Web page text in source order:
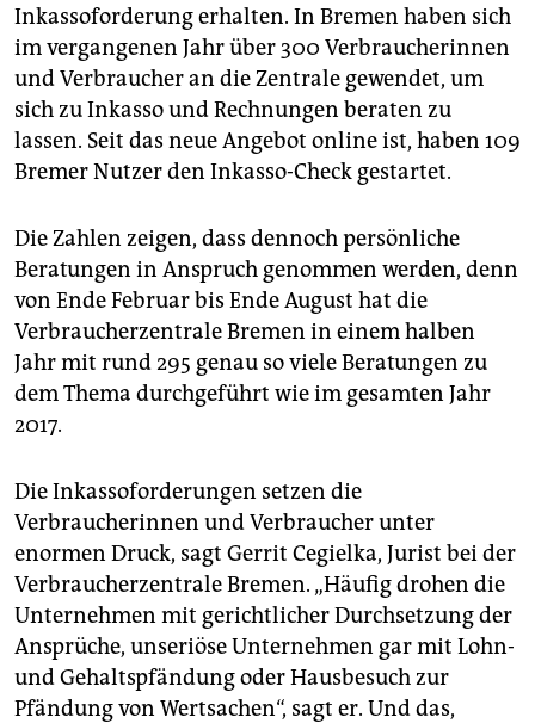
Inkassoforderung erhalten. In Bremen haben sich
im vergangenen Jahr über 300 Verbraucherinnen
und Verbraucher an die Zentrale gewendet, um
sich zu Inkasso und Rechnungen beraten zu
lassen. Seit das neue Angebot online ist, haben 109
Bremer Nutzer den Inkasso-Check gestartet.
Die Zahlen zeigen, dass dennoch persönliche
Beratungen in Anspruch genommen werden, denn
von Ende Februar bis Ende August hat die
Verbraucherzentrale Bremen in einem halben
Jahr mit rund 295 genau so viele Beratungen zu
dem Thema durchgeführt wie im gesamten Jahr
2017.
Die Inkassoforderungen setzen die
Verbraucherinnen und Verbraucher unter
enormen Druck, sagt Gerrit Cegielka, Jurist bei der
Verbraucherzen­trale Bremen. „Häufig drohen die
Unternehmen mit gerichtlicher Durchsetzung der
Ansprüche, unseriöse Unternehmen gar mit Lohn-
und Gehaltspfändung oder Hausbesuch zur
Pfändung von Wertsachen“, sagt er. Und das,